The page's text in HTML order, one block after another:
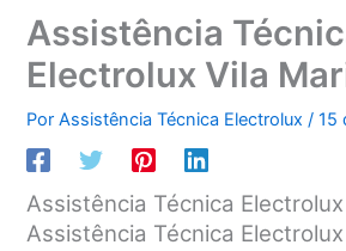
Assistência
Electrolux Vila
PorAssistência Técnica Electrolux/15
Assistência Técnica
Assistência Técnica